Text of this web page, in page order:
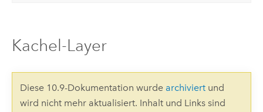
Kachel-Layer
Diese 10.9-Dokumentation wurde archiviertund
wird nicht mehr aktualisiert. Inhalt und Links sind